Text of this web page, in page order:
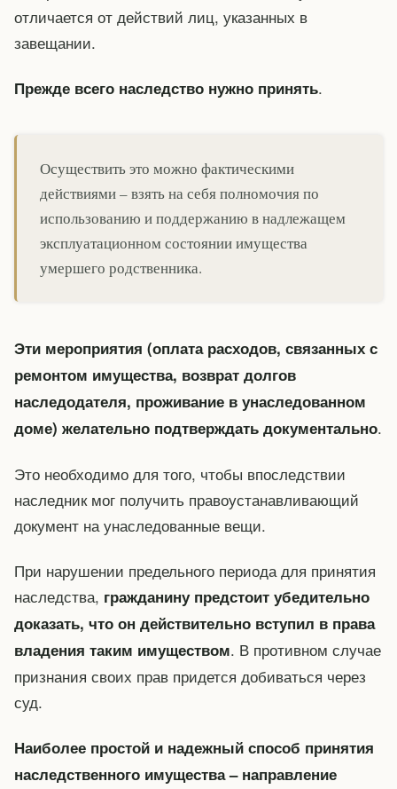
отличается от действий лиц, указанных в
завещании.
Прежде всего наследство нужно принять.
Осуществить это можно фактическими
действиями – взять на себя полномочия по
использованию и поддержанию в надлежащем
эксплуатационном состоянии имущества
умершего родственника.
Эти мероприятия (оплата расходов, связанных с
ремонтом имущества, возврат долгов
наследодателя, проживание в унаследованном
доме) желательно подтверждать документально.
Это необходимо для того, чтобы впоследствии
наследник мог получить правоустанавливающий
документ на унаследованные вещи.
При нарушении предельного периода для принятия
наследства, гражданину предстоит убедительно
доказать, что он действительно вступил в права
владения таким имуществом. В противном случае
признания своих прав придется добиваться через
суд.
Наиболее простой и надежный способ принятия
наследственного имущества – направление